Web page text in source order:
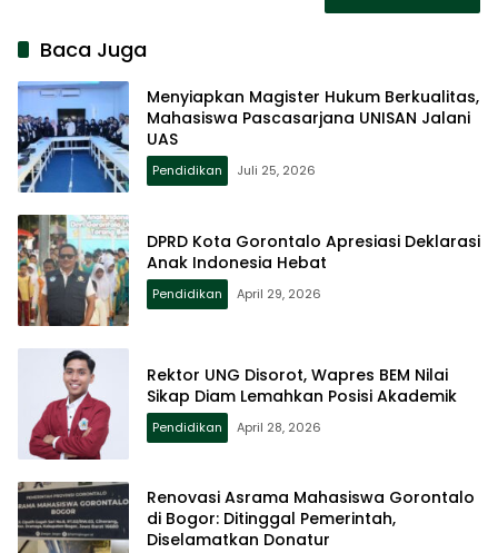
Baca Juga
Menyiapkan Magister Hukum Berkualitas,
Mahasiswa Pascasarjana UNISAN Jalani
UAS
Pendidikan Juli 25, 2026
DPRD Kota Gorontalo Apresiasi Deklarasi
Anak Indonesia Hebat
Pendidikan April 29, 2026
Rektor UNG Disorot, Wapres BEM Nilai
Sikap Diam Lemahkan Posisi Akademik
Pendidikan April 28, 2026
Renovasi Asrama Mahasiswa Gorontalo
di Bogor: Ditinggal Pemerintah,
Diselamatkan Donatur